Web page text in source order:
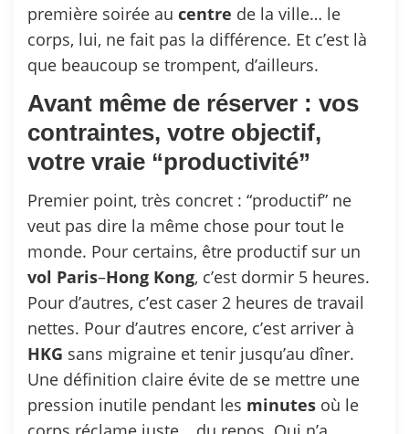
première soirée au centre de la ville… le
corps, lui, ne fait pas la différence. Et c’est là
que beaucoup se trompent, d’ailleurs.
Avant même de réserver : vos
contraintes, votre objectif,
votre vraie “productivité”
Premier point, très concret : “productif” ne
veut pas dire la même chose pour tout le
monde. Pour certains, être productif sur un
vol Paris–Hong Kong, c’est dormir 5 heures.
Pour d’autres, c’est caser 2 heures de travail
nettes. Pour d’autres encore, c’est arriver à
HKG sans migraine et tenir jusqu’au dîner.
Une définition claire évite de se mettre une
pression inutile pendant les minutes où le